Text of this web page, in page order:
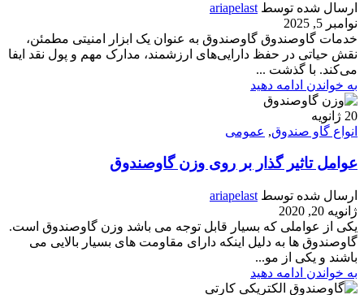
ارسال شده توسط ariapelast
نوامبر 5, 2025
خدمات گاوصندوق گاوصندوق به عنوان یک ابزار امنیتی مطمئن،
نقش حیاتی در حفظ دارایی‌های ارزشمند، مدارک مهم و پول نقد ایفا
می‌کند. با گذشت ...
به خواندن ادامه دهید
20 ژانویه
انواع گاو صندوق, عمومی
عوامل تاثیر گذار بر روی وزن گاوصندوق
ارسال شده توسط ariapelast
ژانویه 20, 2020
یکی از عواملی که بسیار قابل توجه می باشد وزن گاوصندوق است.
گاوصندوق ها به دلیل اینکه دارای مقاومت های بسیار بالایی می
باشند و یکی از مو...
به خواندن ادامه دهید